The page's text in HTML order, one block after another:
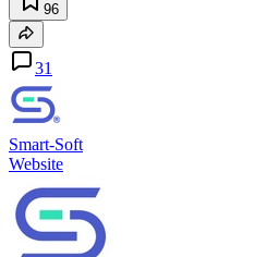
96
31
Smart-Soft
Website